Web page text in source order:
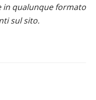
in qualunque formato
sul sito.